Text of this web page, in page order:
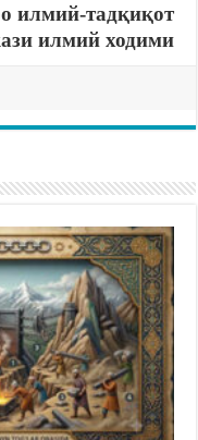
илмий-тадқиқот
илмий ходими